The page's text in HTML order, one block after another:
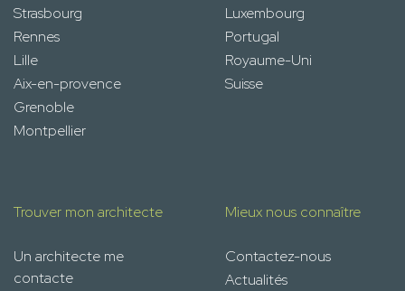
Strasbourg
Rennes
Lille
Aix-en-provence
Grenoble
Montpellier
Luxembourg
Portugal
Royaume-Uni
Suisse
Trouver mon architecte
Un architecte me
contacte
Mieux nous connaître
Contactez-nous
Actualités